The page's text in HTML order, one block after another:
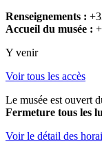
Renseignements :
Accueil du musée :
Y venir
Voir tous les accès
Le musée est ouvert
Fermeture tous les
Voir le détail des